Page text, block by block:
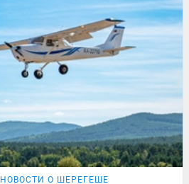
НОВОСТИ О ШЕРЕГЕШЕ